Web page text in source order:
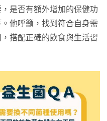
是否有額外增加的保健功
他呼籲，找到符合自身需
搭配正確的飲食與生活習